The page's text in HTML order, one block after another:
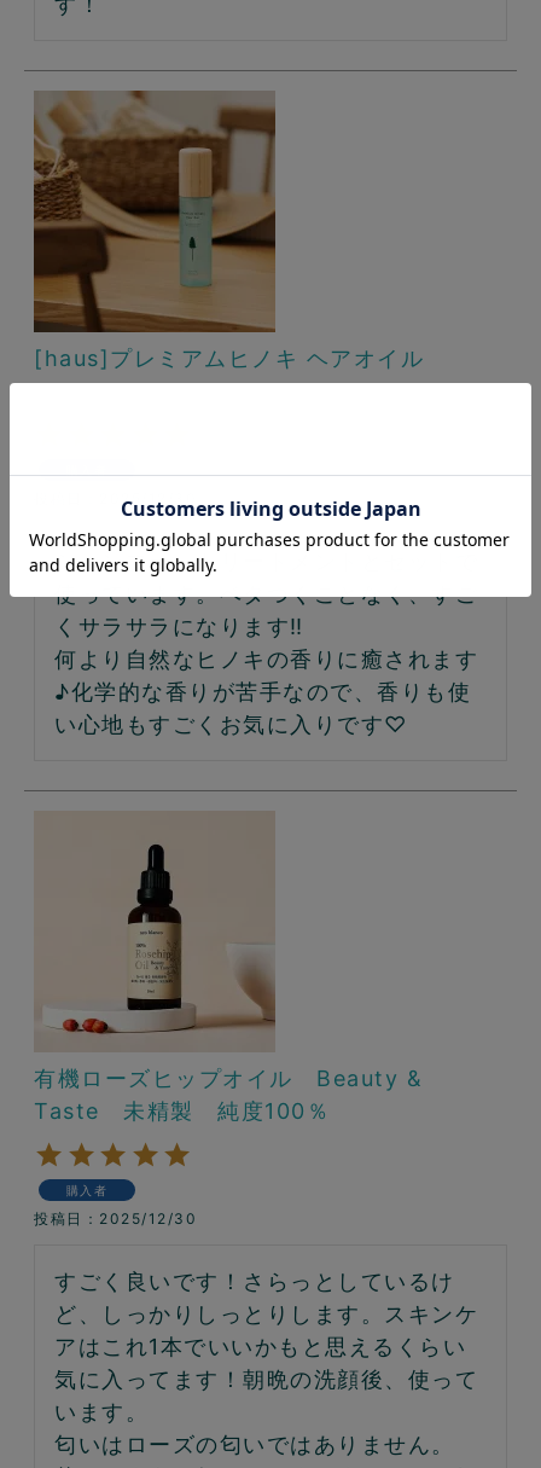
[haus]プレミアムヒノキ ヘアオイル
2025/12/30
シャンプー、トリートメントとセットで
使っています。ベタつくことなく、すご
くサラサラになります‼︎
何より自然なヒノキの香りに癒されます
♪化学的な香りが苦手なので、香りも使
い心地もすごくお気に入りです♡
有機ローズヒップオイル Beauty &
Taste 未精製 純度100％
購入者
投稿日 2025/12/30
すごく良いです！さらっとしているけ
ど、しっかりしっとりします。スキンケ
アはこれ1本でいいかもと思えるくらい
気に入ってます！朝晩の洗顔後、使って
います。
匂いはローズの匂いではありません。